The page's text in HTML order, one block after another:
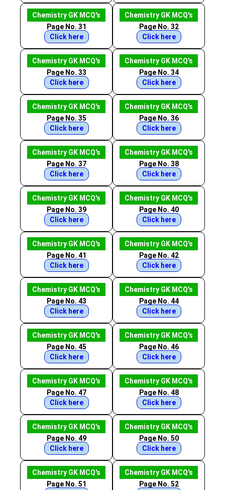
Chemistry GK MCQ's
Page No. 31
Click here
Chemistry GK MCQ's
Page No. 32
Click here
Chemistry GK MCQ's
Page No. 33
Click here
Chemistry GK MCQ's
Page No. 34
Click here
Chemistry GK MCQ's
Page No. 35
Click here
Chemistry GK MCQ's
Page No. 36
Click here
Chemistry GK MCQ's
Page No. 37
Click here
Chemistry GK MCQ's
Page No. 38
Click here
Chemistry GK MCQ's
Page No. 39
Click here
Chemistry GK MCQ's
Page No. 40
Click here
Chemistry GK MCQ's
Page No. 41
Click here
Chemistry GK MCQ's
Page No. 42
Click here
Chemistry GK MCQ's
Page No. 43
Click here
Chemistry GK MCQ's
Page No. 44
Click here
Chemistry GK MCQ's
Page No. 45
Click here
Chemistry GK MCQ's
Page No. 46
Click here
Chemistry GK MCQ's
Page No. 47
Click here
Chemistry GK MCQ's
Page No. 48
Click here
Chemistry GK MCQ's
Page No. 49
Click here
Chemistry GK MCQ's
Page No. 50
Click here
Chemistry GK MCQ's
Page No. 51
Chemistry GK MCQ's
Page No. 52